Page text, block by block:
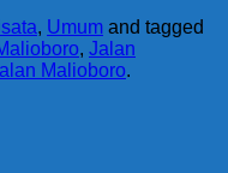
, Umum and tagged
, Jalan
Malioboro.